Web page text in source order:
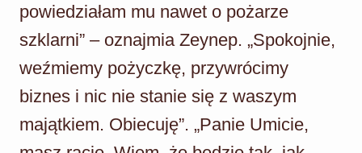
powiedziałam mu nawet o pożarze
szklarni” – oznajmia Zeynep. „Spokojnie,
weźmiemy pożyczkę, przywrócimy
biznes i nic nie stanie się z waszym
majątkiem. Obiecuję”. „Panie Umicie,